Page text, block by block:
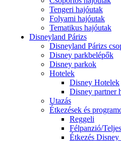
Tengeri hajóutak
Folyami hajóutak
Tematikus hajóutak
Disneyland Párizs
Disneyland Párizs
Disney parkbelépők
Disney parkok
Hotelek
Disney Hotelek
Disney partner
Utazás
Étkezések és
Reggeli
Félpanzió/
Étkezés